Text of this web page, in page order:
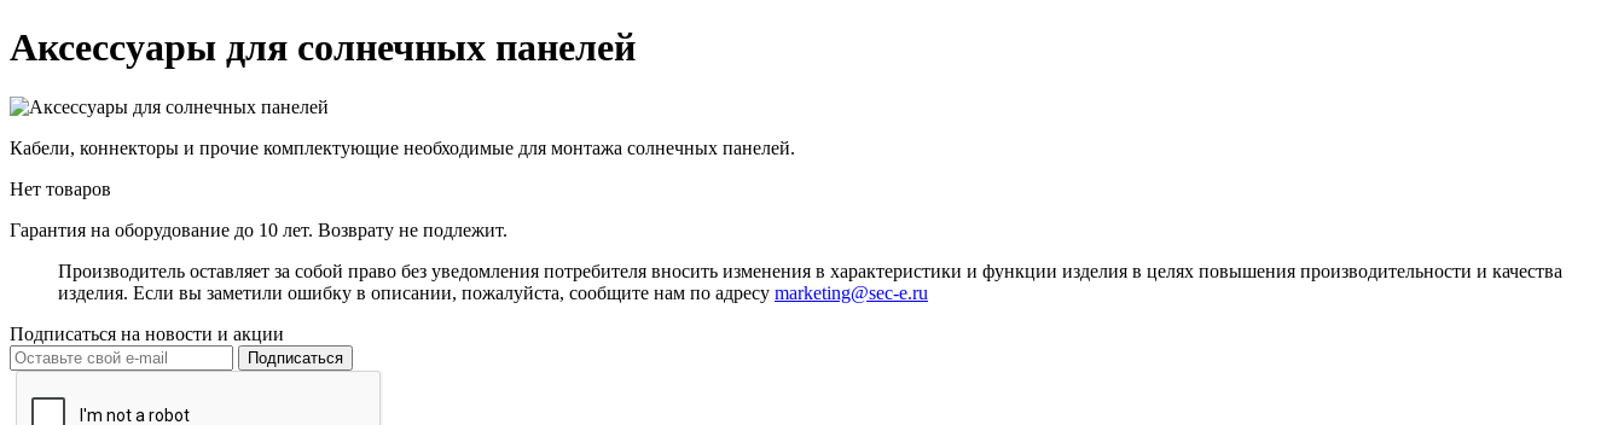
Аксессуары для солнечных панелей
Кабели, коннекторы и прочие комплектующие необходимые для монтажа солнечных панелей.
Нет товаров
Гарантия на оборудование до 10 лет. Возврату не подлежит.
Производитель оставляет за собой право без уведомления потребителя вносить изменения в характеристики и функции изделия в целях повышения производительности и качества
изделия. Если вы заметили ошибку в описании, пожалуйста, сообщите нам по адресу marketing@sec-e.ru
Подписаться на новости и акции
Подписаться